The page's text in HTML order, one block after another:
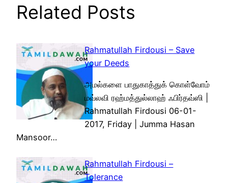
Related Posts
Rahmatullah Firdousi – Save
your Deeds
அமல்களை பாதுகாத்துக் கொள்வோம்
மவ்லவி ரஹ்மத்துல்லாஹ் ஃபிர்தவ்ஸி |
Rahmatullah Firdousi 06-01-
2017, Friday | Jumma Hasan
Mansoor…
Rahmatullah Firdousi –
Tolerance